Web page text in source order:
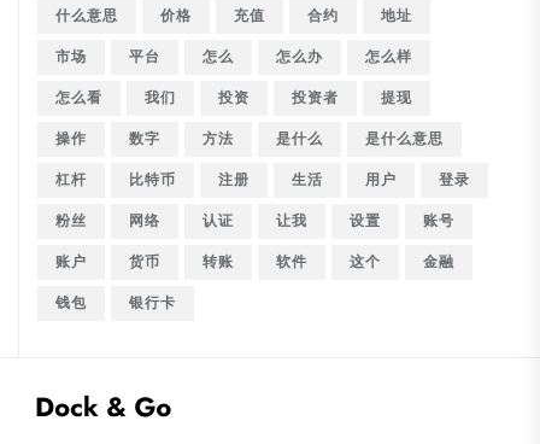
什么意思
价格 充值 合约
地址
市场
平台 怎么 怎么办
怎么样
怎么看
我们 投资 投资者
提现
操作
数字 方法 是什么
是什么意思
杠杆
比特币 注册 生活 用户
登录
粉丝
网络 认证 让我 设置
账号
账户
货币 转账 软件 这个
金融
钱包
银行卡